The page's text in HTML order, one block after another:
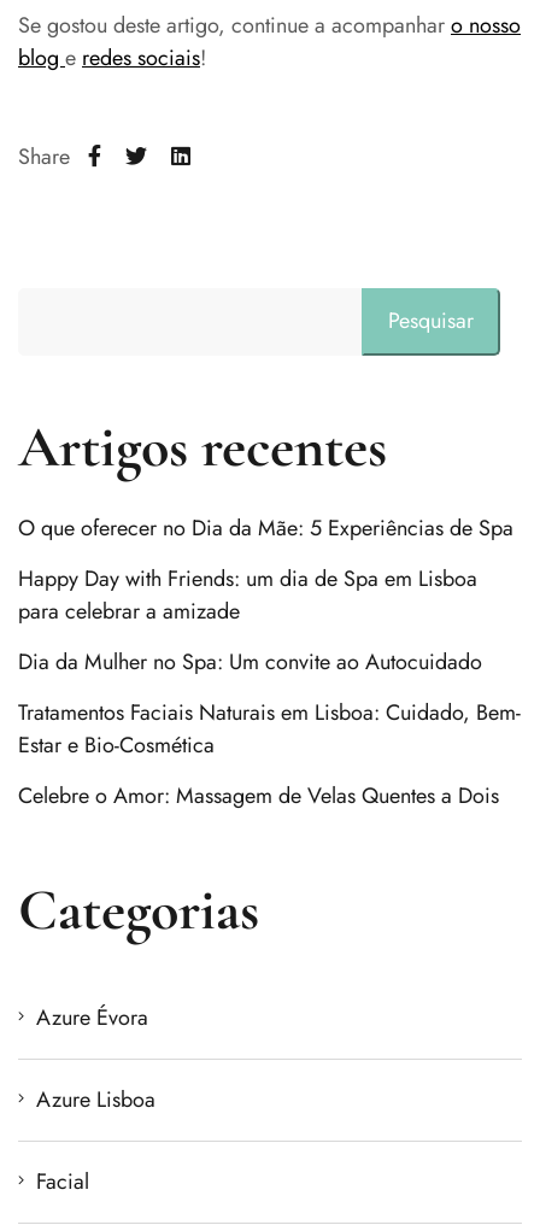
Se gostou deste artigo, continue a acompanharo nosso
blog e redes sociais!
Share
Pesquisar
Artigos recentes
O que oferecer no Dia da Mãe: 5 Experiências de Spa
Happy Day with Friends: um dia de Spa em Lisboa
para celebrar a amizade
Dia da Mulher no Spa: Um convite ao Autocuidado
Tratamentos Faciais Naturais em Lisboa: Cuidado, Bem-
Estar e Bio-Cosmética
Celebre o Amor: Massagem de Velas Quentes a Dois
Categorias
Azure Évora
Azure Lisboa
Facial